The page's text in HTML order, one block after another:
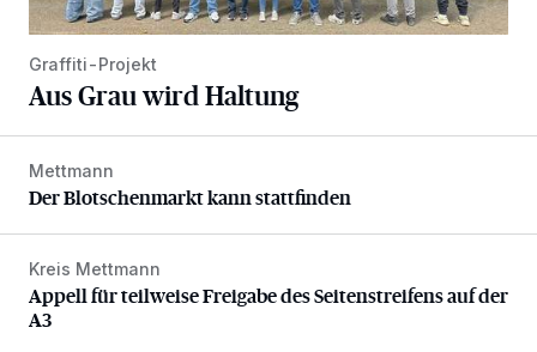
Graffiti-Projekt
Aus Grau wird Haltung
Der Blotschenmarkt kann stattfinden
Mettmann
Der Blotschenmarkt kann stattfinden
Appell für teilweise Freigabe des Seitenstreifens auf der A3
Kreis Mettmann
Appell für teilweise Freigabe des Seitenstreifens auf der
A3